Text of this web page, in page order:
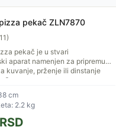
pekač ZLN7870
11)
pekač je u stvari
aparat namenjen za pripremu
kuvanje, prženje ili dinstanje
Snaga aparata...
cm
2.2 kg
RSD